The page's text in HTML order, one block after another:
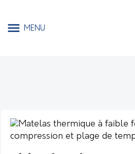
MENU